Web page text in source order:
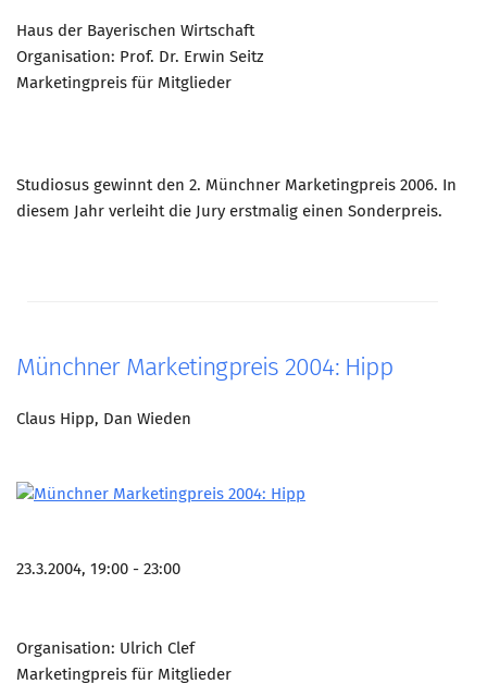
Haus der Bayerischen Wirtschaft
Organisation: Prof. Dr. Erwin Seitz
Marketingpreis für Mitglieder
Studiosus gewinnt den 2. Münchner Marketingpreis 2006. In
diesem Jahr verleiht die Jury erstmalig einen Sonderpreis.
Münchner Marketingpreis 2004: Hipp
Claus Hipp, Dan Wieden
23.3.2004, 19:00 - 23:00
Organisation: Ulrich Clef
Marketingpreis für Mitglieder